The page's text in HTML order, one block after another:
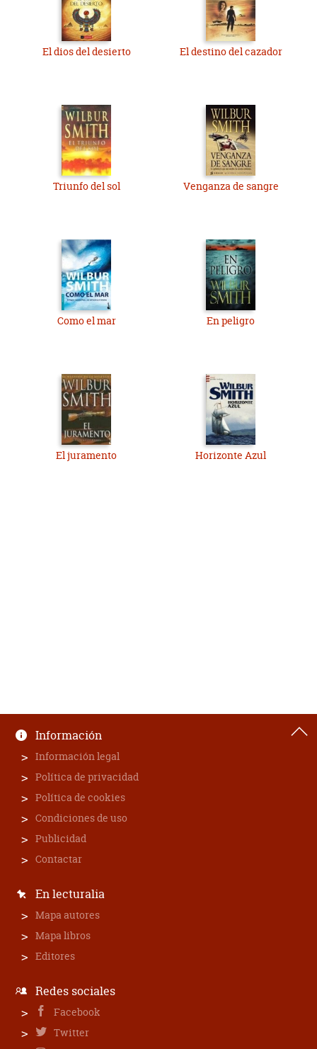
El dios del desierto El destino del cazador
Triunfo del sol Venganza de sangre
Como el mar En peligro
El juramento Horizonte Azul
Información
Información legal
Política de privacidad
Política de cookies
Condiciones de uso
Publicidad
Contactar
En lecturalia
Mapa autores
Mapa libros
Editores
Redes sociales
Facebook
Twitter